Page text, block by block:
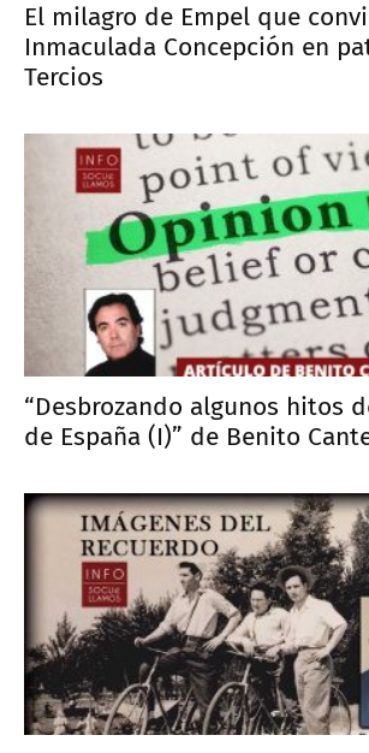
El milagro de Empel que
Inmaculada Concepción en
Tercios
“Desbrozando algunos hitos
de España (I)” de Benito